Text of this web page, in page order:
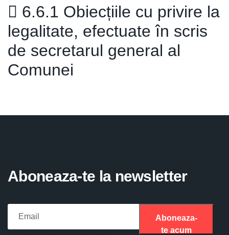
6.6.1 Obiecțiile cu privire la
legalitate, efectuate în scris
de secretarul general al
Comunei
Aboneaza-te la newsletter
Aboneaza-
te acum